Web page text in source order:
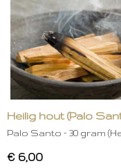
Heilig hout (Palo
Palo Santo – 30 gram
€ 6,00